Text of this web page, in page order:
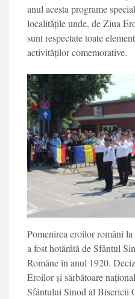
anul acesta programe
localitățile unde, de Ziua
sunt respectate toate
activităților co­memorative.
Pomenirea eroilor ro­mâni
a fost hotărâtă de Sfântul
Române în anul 1920.
Eroilor și sărbătoare
Sfântului Sinod al Biseri­cii